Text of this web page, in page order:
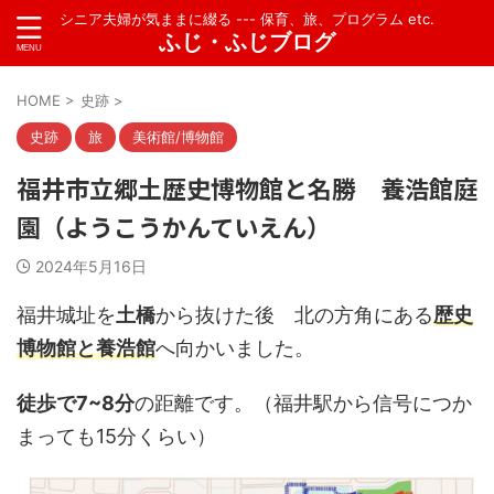
シニア夫婦が気ままに綴る --- 保育、旅、プログラム etc.
ふじ・ふじブログ
HOME > 史跡 >
史跡 旅 美術館/博物館
福井市立郷土歴史博物館と名勝 養浩館庭
園（ようこうかんていえん）
2024年5月16日
福井城址を土橋から抜けた後 北の方角にある歴史
博物館と養浩館へ向かいました。
徒歩で7~8分の距離です。（福井駅から信号につか
まっても15分くらい）